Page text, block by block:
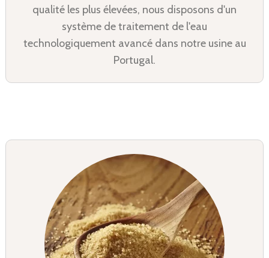
qualité les plus élevées, nous disposons d'un
système de traitement de l'eau
technologiquement avancé dans notre usine au
Portugal.